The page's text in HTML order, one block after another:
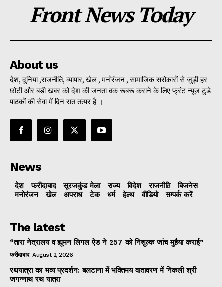
Front News Today
About us
देश, दुनिया ,राजनीति, व्यापार, खेल , मनोरंजन , सामाजिक सरोकारों से जुड़ी हर
छोटी और बड़ी खबर को देश की जनता तक रूबरू कराने के लिए फ्रंट न्यूज टुडे
पाठकों की सेवा में दिन रात तत्पर है ।
News
देश फरीदाबाद सूरजकुंड मेला राज्‍य विदेश राजनीति
बिजनेस
मनोरंजन
खेल अपराध टेक धर्म हेल्थ वीडियो सम्पर्क करें
The latest
“तारा नेत्रालय व ह्यूमन लिगल ऐड ने 257 को निशुल्क जांच मुहैया कराई”
फरीदाबाद August 2, 2026
रथयात्रा का भव्य प्रदर्शन: बलटाना में भक्तिमय वातावरण में निकली श्री
जगन्नाथ रथ यात्रा